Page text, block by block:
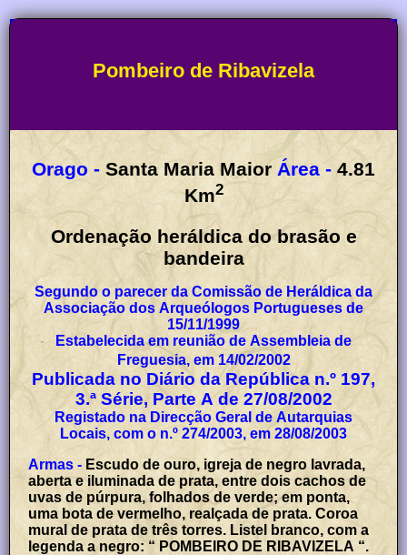
Pombeiro de Ribavizela
Orago - Santa Maria Maior Área - 4.81
Km2
Ordenação heráldica do brasão e
bandeira
Segundo o parecer da Comissão de Heráldica da
Associação dos Arqueólogos Portugueses de
15/11/1999
Estabelecida em reunião de Assembleia de
Freguesia, em 14/02/2002
Publicada no Diário da República n.º 197,
3.ª Série, Parte A de 27/08/2002
Registado na Direcção Geral de Autarquias
Locais, com o n.º 274/2003, em 28/08/2003
Armas - Escudo de ouro, igreja de negro lavrada,
aberta e iluminada de prata, entre dois cachos de
uvas de púrpura, folhados de verde; em ponta,
uma bota de vermelho, realçada de prata. Coroa
mural de prata de três torres. Listel branco, com a
legenda a negro: “ POMBEIRO DE RIBAVIZELA “.